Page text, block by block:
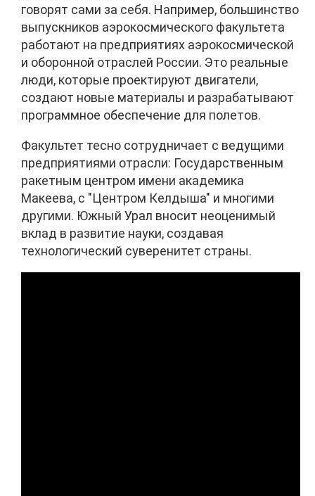
говорят сами за себя. Например, большинство
выпускников аэрокосмического факультета
работают на предприятиях аэрокосмической
и оборонной отраслей России. Это реальные
люди, которые проектируют двигатели,
создают новые материалы и разрабатывают
программное обеспечение для полетов.
Факультет тесно сотрудничает с ведущими
предприятиями отрасли: Государственным
ракетным центром имени академика
Макеева, с "Центром Келдыша" и многими
другими. Южный Урал вносит неоценимый
вклад в развитие науки, создавая
технологический суверенитет страны.